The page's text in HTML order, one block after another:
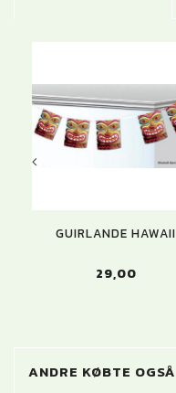
GUIRLANDE HAWAII
29,00
ANDRE KØBTE OGSÅ